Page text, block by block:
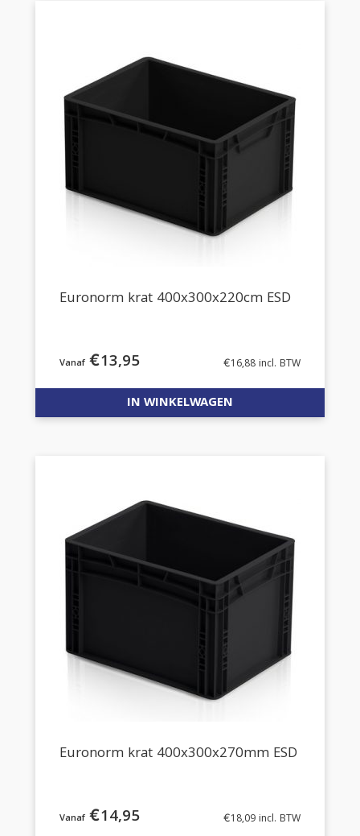
Euronorm krat 400x300x220cm ESD
€13,95 €16,88 incl. BTW
IN WINKELWAGEN
Euronorm krat 400x300x270mm ESD
€14,95 €18,09 incl. BTW